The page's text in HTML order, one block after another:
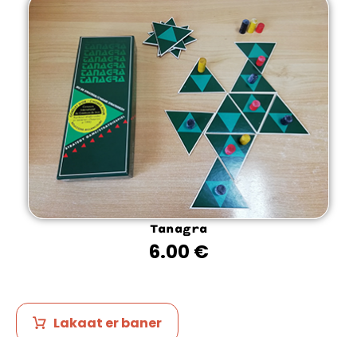
Tanagra
6.00 €
Lakaat er baner